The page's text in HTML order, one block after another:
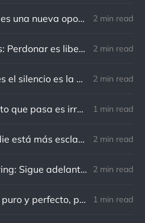
Cada amanecer es una nueva oportunidad 2 min read
Lewis B. Smedes: Perdonar es liberar a un prisionero y descubrir que el prisionero eras tú 2 min read
Anónimo: A veces el silencio es la mejor respuesta 2 min read
Gandhi: Un minuto que pasa es irrecuperable. Conociendo esto, ¿cómo podemos malgastar tantas horas? 1 min read
Von Goethe: Nadie está más esclavizado que aquellos que falsamente creen que son libres. 2 min read
Charles F. Kettering: Sigue adelante, y es probable que tropieces con algo, tal vez cuando menos lo esperes. Nunca he escuchado hablar de alguien algu 2 min read
Gandhi: Jesús es puro y perfecto, pero vosotros los cristianos no sois como él. 1 min read